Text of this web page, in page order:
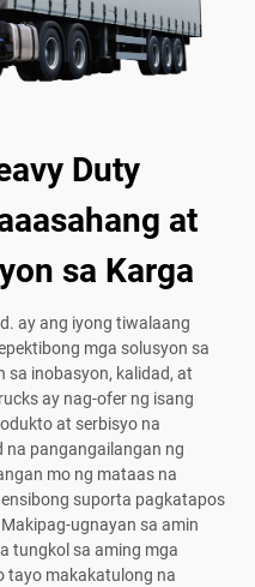
Duty
at
sa Karga
ay ang iyong tiwalaang
mga solusyon sa
sa inobasyon, kalidad, at
ay nag-ofer ng isang
at serbisyo na
pangangailangan ng
mo ng mataas na
suporta pagkatapos
ugnayan sa amin
tungkol sa aming mga
tayo makakatulong na